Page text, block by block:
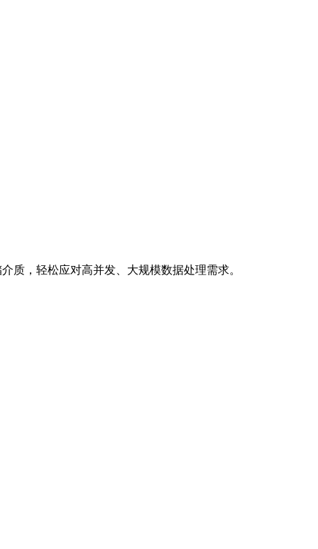
质，轻松应对高并发、大规模数据处理需求。